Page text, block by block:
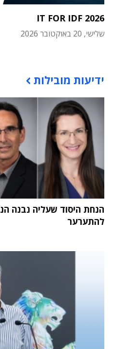
IT FOR IDF 2026
שלישי, 20 באוקטובר 2026
ידיעות מובילות
הנחת היסוד שעליה נבנה
להתערער